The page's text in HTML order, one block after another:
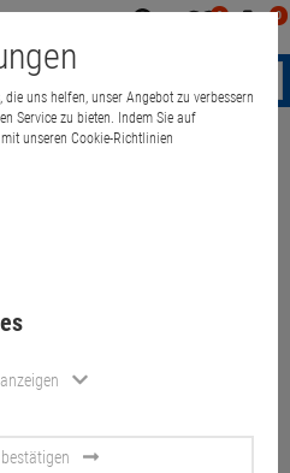
0 0
NANO
Quad
SSD WLAN
die uns helfen, unser Angebot zu verbessern
Service zu bieten. Indem Sie auf
unseren Cookie-Richtlinien